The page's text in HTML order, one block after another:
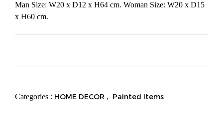
Man Size: W20 x D12 x H64 cm. Woman Size: W20 x D15
x H60 cm.
Categories : HOME DECOR , Painted Items